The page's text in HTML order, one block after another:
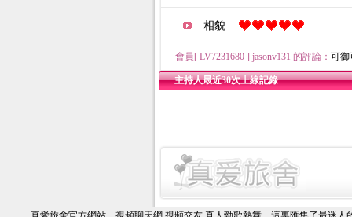
相貌
會員[ LV7231680 ] jasonv131 的評論： 可御
主持人最近30次上線記錄